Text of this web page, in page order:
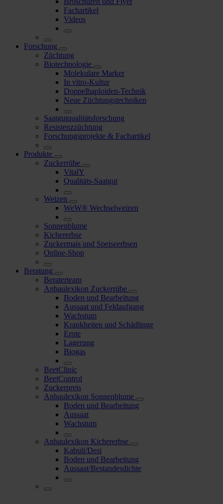
Fachartikel
Videos
Forschung
Züchtung
Biotechnologie
Molekulare Marker
In vitro-Kultur
Doppelhaploiden-Technik
Neue Züchtungstechniken
Saatgutqualitätsforschung
Resistenzzüchtung
Forschungsprojekte & Fachartikel
Produkte
Zuckerrübe
VitalY
Qualitäts-Saatgut
Weizen
WeW® Wechselweizen
Sonnenblume
Kichererbse
Zuckermais und Speiseerbsen
Online-Shop
Beratung
Beraterteam
Anbaulexikon Zuckerrübe
Boden und Bearbeitung
Aussaat und Feldaufgang
Wachstum
Krankheiten und Schädlinge
Ernte
Lagerung
Biogas
BeetClinic
BeetControl
Zuckerpreis
Anbaulexikon Sonnenblume
Boden und Bearbeitung
Aussaat
Wachstum
Anbaulexikon Kichererbse
Kabuli/Desi
Boden und Bearbeitung
Aussaat/Bestandesdichte